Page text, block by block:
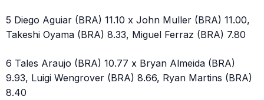
5 Diego Aguiar (BRA) 11.10 x John Muller (BRA) 11.00,
Takeshi Oyama (BRA) 8.33, Miguel Ferraz (BRA) 7.80
6 Tales Araujo (BRA) 10.77 x Bryan Almeida (BRA)
9.93, Luigi Wengrover (BRA) 8.66, Ryan Martins (BRA)
8.40